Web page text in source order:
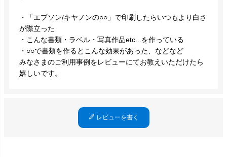
・「エプソン/キヤノンの○○」で印刷したらいつもより白さ
が際立った
・こんな書類・ラベル・写真作品etc...を作っている
・○○で書類を作るとこんな効果があった、などなど
みなさまのご利用事例をレビューにてお教えいただけたら
嬉しいです。
レビューを書く